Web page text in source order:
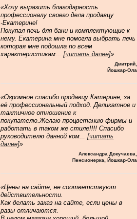
«Хочу выразить благодарность
профессионалу своего дела продавцу
-Екатерине!
Покупал печь для бани и комплектующие к
нему. Екатерина мне помогла выбрать печь
которая мне подошла по всем
характеристикам
[читать далее]»
Дмитрий
Йошкар-Ола
«Огромное спасибо продавцу Катерине, за
её профессиональный подход. Деликатное и
тактичное отношение к
покупателю.Желаю процветанию фирмы и
работать в таком же стиле!!!! Спасибо
руководителю данной ком
[читать
далее]»
Александра Докучаева
Пенсионерка, Йошкар-Ола
«Цены на сайте, не соответствуют
действительности.
Как делать заказ на сайте, если цены в
разы отличаются.